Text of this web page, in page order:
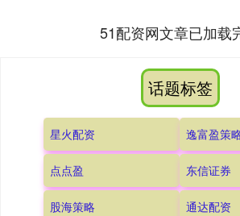
51配资网文章已加载
话题标签
星火配资 逸富盈策
点点盈 东信证券
股海策略 通达配资